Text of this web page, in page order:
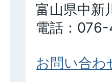
富山県中新
電話：
お問い合わ